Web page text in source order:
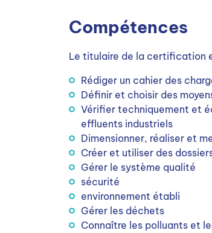
Compétences
Le titulaire de la certification
Rédiger un cahier des
Définir et choisir des
Vérifier techniquement et
effluents industriels
Dimensionner, réaliser et
Créer et utiliser des
Gérer le système qualité
sécurité
environnement établi
Gérer les déchets
Connaître les polluants et